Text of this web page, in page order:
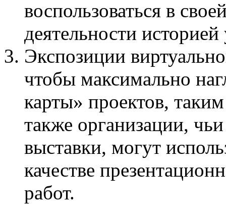
воспользоваться в
деятельности
Экспозиции
чтобы максимально
карты» проектов,
также организации,
выставки, могут
качестве
работ.